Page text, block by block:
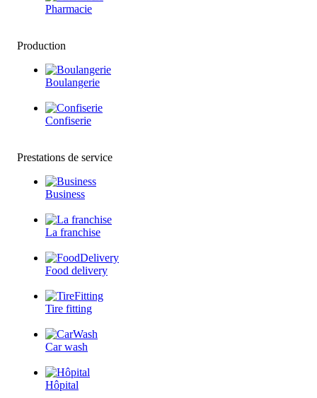
Pharmacie
Production
Boulangerie
Confiserie
Prestations de service
Business
La franchise
Food delivery
Tire fitting
Car wash
Hôpital